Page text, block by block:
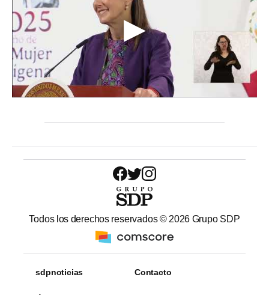
Todos los derechos reservados © 2026 Grupo SDP
sdpnoticias Contacto